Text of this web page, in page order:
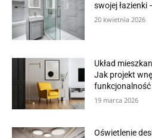
swojej
20 kwietnia 2026
Układ
Jak projekt
19 marca 2026
Oświetlenie